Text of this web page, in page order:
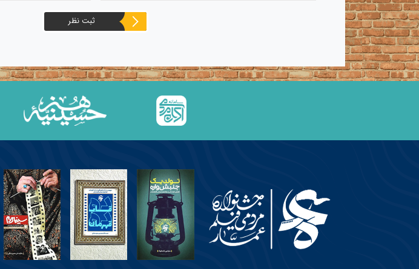
ثبت نظر